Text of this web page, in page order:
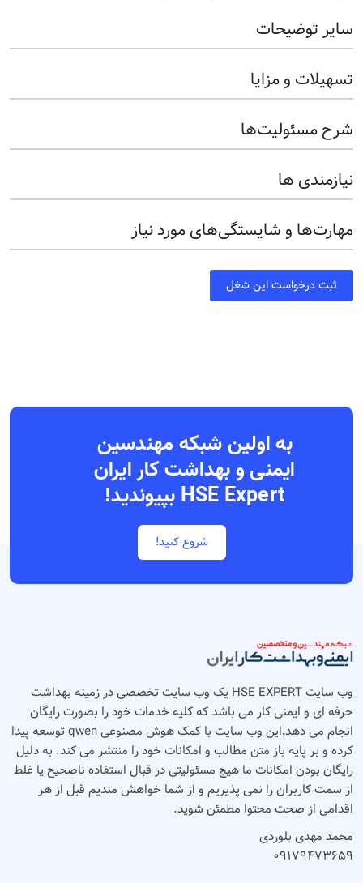
سایر توضیحات
تسهیلات و مزایا
شرح مسئولیت‌ها
نیازمندی ها
مهارت‌ها و شایستگی‌های مورد نیاز
ثبت درخواست این شغل
به اولین شبکه مهندسین
ایمنی و بهداشت کار ایران
HSE Expert بپیوندید!
شروع کنید!
وب سایت HSE EXPERT یک وب سایت تخصصی در زمینه بهداشت
حرفه ای و ایمنی کار می باشد که کلیه خدمات خود را بصورت رایگان
انجام می دهد٬‌این وب سایت با کمک هوش مصنوعی qwen توسعه پیدا
کرده و بر پایه باز متن مطالب و امکانات خود را منتشر می کند. به دلیل
رایگان بودن امکانات ما هیچ مسئولیتی در قبال استفاده ناصحیح یا غلط
از سمت کاربران را نمی پذیریم و از شما خواهش مندیم قبل از هر
اقدامی از صحت محتوا مطمئن شوید.
محمد مهدی بلوردی
۰۹۱۷۹۴۷۳۶۵۹